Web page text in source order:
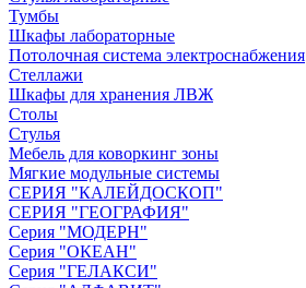
Тумбы
Шкафы лабораторные
Потолочная система электроснабжения
Стеллажи
Шкафы для хранения ЛВЖ
Столы
Стулья
Мебель для коворкинг зоны
Мягкие модульные системы
СЕРИЯ "КАЛЕЙДОСКОП"
СЕРИЯ "ГЕОГРАФИЯ"
Серия "МОДЕРН"
Серия "ОКЕАН"
Серия "ГЕЛАКСИ"